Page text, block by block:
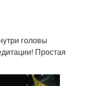
головы
Простая